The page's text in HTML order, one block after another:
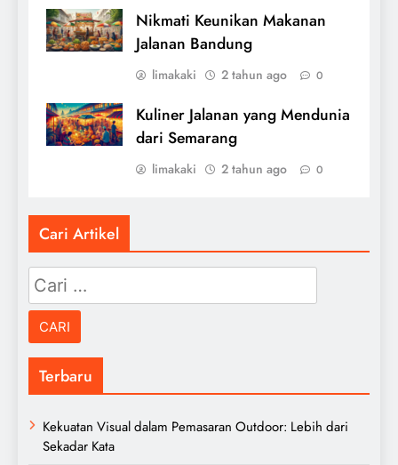
Nikmati Keunikan Makanan
Jalanan Bandung
limakaki 2 tahun ago 0
Kuliner Jalanan yang Mendunia
dari Semarang
limakaki 2 tahun ago 0
Cari Artikel
Cari
untuk:
Terbaru
Kekuatan Visual dalam Pemasaran Outdoor: Lebih dari
Sekadar Kata